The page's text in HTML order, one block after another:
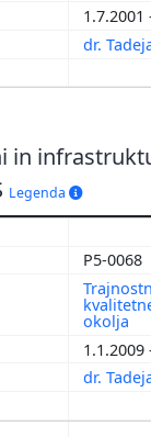
1.7.2001
dr.
in
Legenda
P5-0068
okolja
1.1.2009
dr.